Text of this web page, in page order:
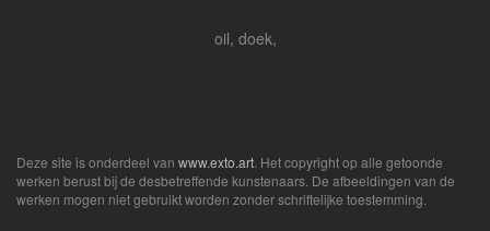
oil, doek,
Deze site is onderdeel van www.exto.art . Het copyright op alle getoonde
werken berust bij de desbetreffende kunstenaars. De afbeeldingen van de
werken mogen niet gebruikt worden zonder schriftelijke toestemming.